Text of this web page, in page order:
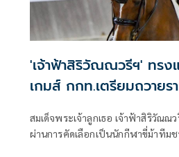
'เจ้าฟ้าสิริวัณณวรีฯ' ทรง
เกมส์ กกท.เตรียมถวาย
สมเด็จพระเจ้าลูกเธอ เจ้าฟ้าสิริวัณ
ผ่านการคัดเลือกเป็นนักกีฬาขี่ม้าทีมช